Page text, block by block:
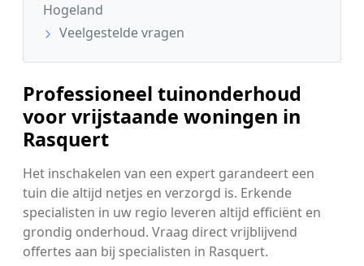
Hogeland
Veelgestelde vragen
Professioneel tuinonderhoud
voor vrijstaande woningen in
Rasquert
Het inschakelen van een expert garandeert een
tuin die altijd netjes en verzorgd is. Erkende
specialisten in uw regio leveren altijd efficiënt en
grondig onderhoud. Vraag direct vrijblijvend
offertes aan bij specialisten in Rasquert.